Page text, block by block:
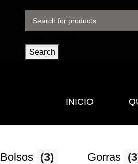
Search
INICIO
Bolsos (3) Gorras